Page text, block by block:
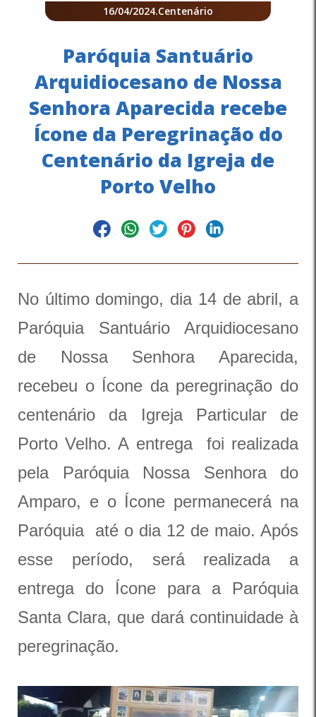
16/04/2024.Centenário
Paróquia Santuário
Arquidiocesano de Nossa
Senhora Aparecida recebe
Ícone da Peregrinação do
Centenário da Igreja de
Porto Velho
No último domingo, dia 14 de abril, a
Paróquia Santuário Arquidiocesano
de Nossa Senhora Aparecida,
recebeu o Ícone da peregrinação do
centenário da Igreja Particular de
Porto Velho. A entrega foi realizada
pela Paróquia Nossa Senhora do
Amparo, e o Ícone permanecerá na
Paróquia até o dia 12 de maio. Após
esse período, será realizada a
entrega do Ícone para a Paróquia
Santa Clara, que dará continuidade à
peregrinação.